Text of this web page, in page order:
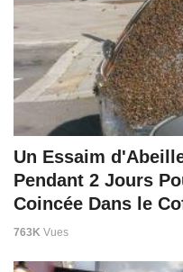
Un Essaim
Pendant 2 Jours
Coincée Dans le
763K Vues